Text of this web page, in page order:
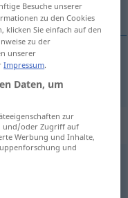
Besuche unserer
zu den Cookies
klicken Sie einfach auf den
zu der
unserer
Impressum.
Daten, um
zur
und/oder Zugriff auf
Werbung und Inhalte,
und